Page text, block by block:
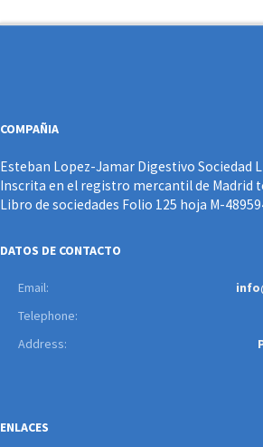
COMPAÑIA
Esteban Lopez-Jamar Digestivo Sociedad
Inscrita en el registro mercantil de Madrid
Libro de sociedades Folio 125 hoja M-
DATOS DE CONTACTO
Email:
Telephone:
Address:
ENLACES